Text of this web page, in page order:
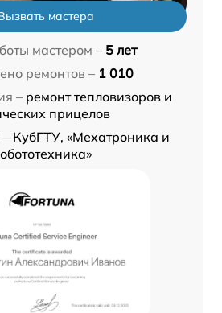
мастера
мастером – 5 лет
ремонтов – 1 010
– ремонт тепловизоров и
прицелов
КубГТУ, «Мехатроника и